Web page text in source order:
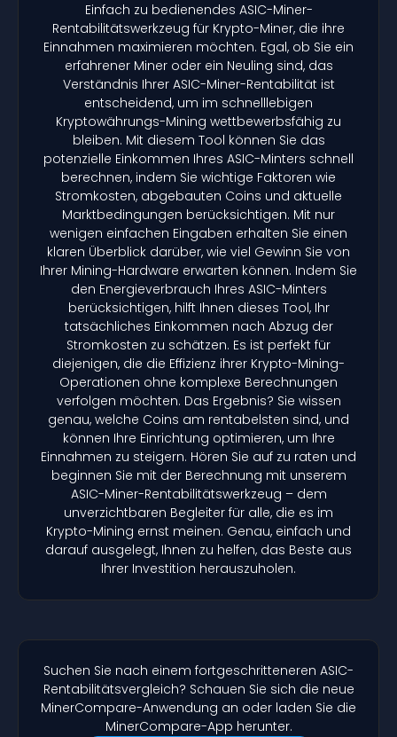
Einfach zu bedienendes ASIC-Miner-
Rentabilitätswerkzeug für Krypto-Miner, die ihre
Einnahmen maximieren möchten. Egal, ob Sie ein
erfahrener Miner oder ein Neuling sind, das
Verständnis Ihrer ASIC-Miner-Rentabilität ist
entscheidend, um im schnelllebigen
Kryptowährungs-Mining wettbewerbsfähig zu
bleiben. Mit diesem Tool können Sie das
potenzielle Einkommen Ihres ASIC-Minters schnell
berechnen, indem Sie wichtige Faktoren wie
Stromkosten, abgebauten Coins und aktuelle
Marktbedingungen berücksichtigen. Mit nur
wenigen einfachen Eingaben erhalten Sie einen
klaren Überblick darüber, wie viel Gewinn Sie von
Ihrer Mining-Hardware erwarten können. Indem Sie
den Energieverbrauch Ihres ASIC-Minters
berücksichtigen, hilft Ihnen dieses Tool, Ihr
tatsächliches Einkommen nach Abzug der
Stromkosten zu schätzen. Es ist perfekt für
diejenigen, die die Effizienz ihrer Krypto-Mining-
Operationen ohne komplexe Berechnungen
verfolgen möchten. Das Ergebnis? Sie wissen
genau, welche Coins am rentabelsten sind, und
können Ihre Einrichtung optimieren, um Ihre
Einnahmen zu steigern. Hören Sie auf zu raten und
beginnen Sie mit der Berechnung mit unserem
ASIC-Miner-Rentabilitätswerkzeug – dem
unverzichtbaren Begleiter für alle, die es im
Krypto-Mining ernst meinen. Genau, einfach und
darauf ausgelegt, Ihnen zu helfen, das Beste aus
Ihrer Investition herauszuholen.
Suchen Sie nach einem fortgeschritteneren ASIC-
Rentabilitätsvergleich? Schauen Sie sich die neue
MinerCompare-Anwendung an oder laden Sie die
MinerCompare-App herunter.